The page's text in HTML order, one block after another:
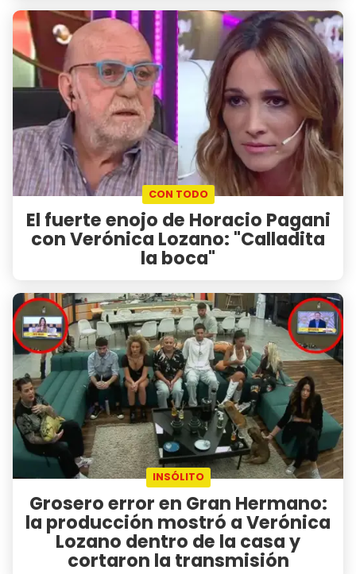
CON TODO
El fuerte enojo de Horacio Pagani
con Verónica Lozano: "Calladita
la boca"
INSÓLITO
Grosero error en Gran Hermano:
la producción mostró a Verónica
Lozano dentro de la casa y
cortaron la transmisión